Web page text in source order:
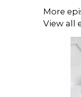
Depuis
Pour
More
View all